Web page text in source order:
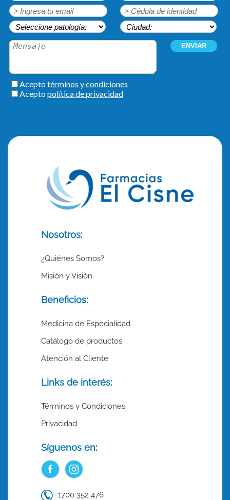
Nosotros:
¿Quiénes Somos?
Misión y Visión
Beneficios:
Medicina de Especialidad
Catálogo de productos
Atención al Cliente
Links de interés:
Términos y Condiciones
Privacidad
Síguenos en:
1700 352 476